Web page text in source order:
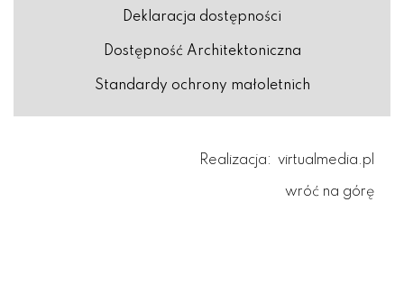
Deklaracja dostępności
Dostępność Architektoniczna
Standardy ochrony małoletnich
Realizacja: virtualmedia.pl
wróć na górę